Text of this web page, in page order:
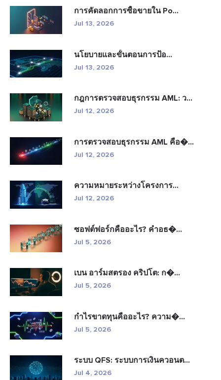
การคัดลอกการซื้อขายใน Po...
Jul 13, 2026
นโยบายและขั้นตอนการป้อ...
Jul 13, 2026
กฎการตรวจสอบธุรกรรม AML: ว...
Jul 12, 2026
การตรวจสอบธุรกรรม AML คือ�...
Jul 12, 2026
ความหมายระหว่างโครงการ...
Jul 12, 2026
ซอฟต์ฟอร์กคืออะไร? คำอธ�...
Jul 5, 2026
เบน อาร์มสตรอง คริปโต: ก�...
Jul 5, 2026
กำไรขาดทุนคืออะไร? ความ�...
Jul 5, 2026
ระบบ QFS: ระบบการเงินควอนต...
Jul 4, 2026